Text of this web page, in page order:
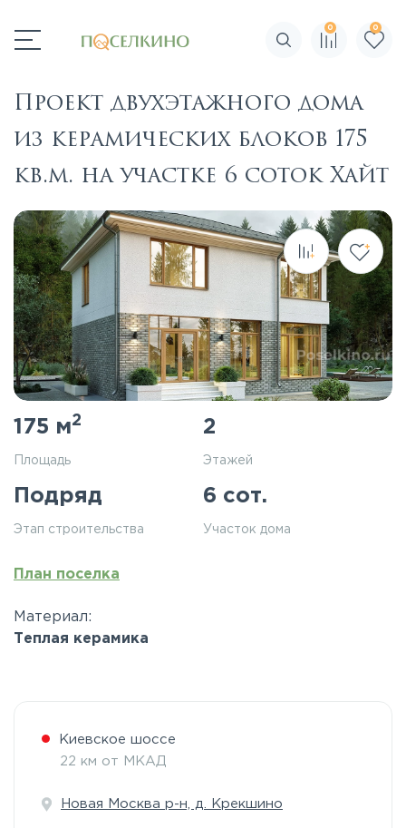
Поиск по сайту
0 0
Проект двухэтажного дома
из керамических блоков 175
кв.м. на участке 6 соток Хайт
175 м2
Площадь
2
Этажей
Подряд
Этап строительства
6 сот.
Участок дома
План поселка
Материал:
Теплая керамика
Киевское шоссе
22 км от МКАД
Новая Москва р-н, д. Крекшино